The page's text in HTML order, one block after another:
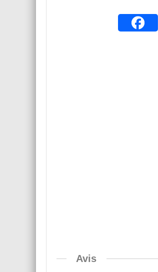
Avis